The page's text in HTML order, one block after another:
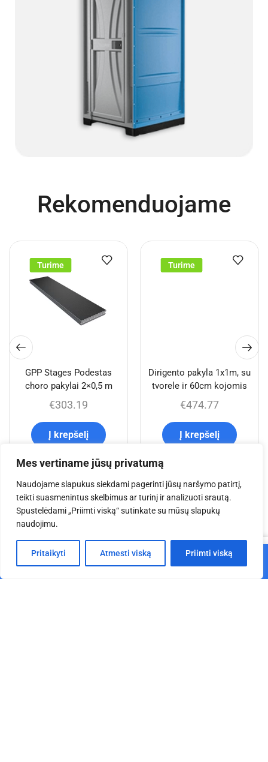
Mes vertiname jūsų privatumą
Naudojame slapukus siekdami pagerinti jūsų naršymo patirtį,
teikti suasmenintus skelbimus ar turinį ir analizuoti srautą.
Spustelėdami „Priimti viską“ sutinkate su mūsų slapukų
naudojimu.
Pritaikyti Atmesti viską Priimti viską
Rekomenduojame
Turime
GPP Stages Podestas
choro pakylai 2×0,5 m
€303.19
Į krepšelį
Turime
Dirigento pakyla 1x1m, su
tvorele ir 60cm kojomis
€474.77
Į krepšelį
Jums taip pat gali
patikti
Į krepšelį
Pagrindinis Parduotuvė Krepšelis Paskyra